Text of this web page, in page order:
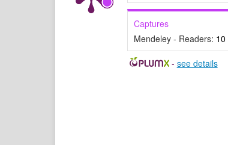
Captures
Mendeley - Readers: 10
- see details